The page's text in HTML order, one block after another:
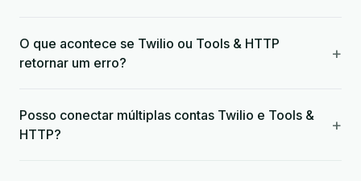
O que acontece se Twilio ou Tools & HTTP
retornar um erro?
+
Posso conectar múltiplas contas Twilio e Tools &
HTTP?
+